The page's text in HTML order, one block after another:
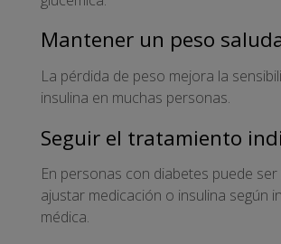
Mantener un peso
La pérdida de peso mejora la
insulina en muchas personas.
Seguir el tratamiento
En personas con diabetes puede
ajustar medicación o insulina según
médica.